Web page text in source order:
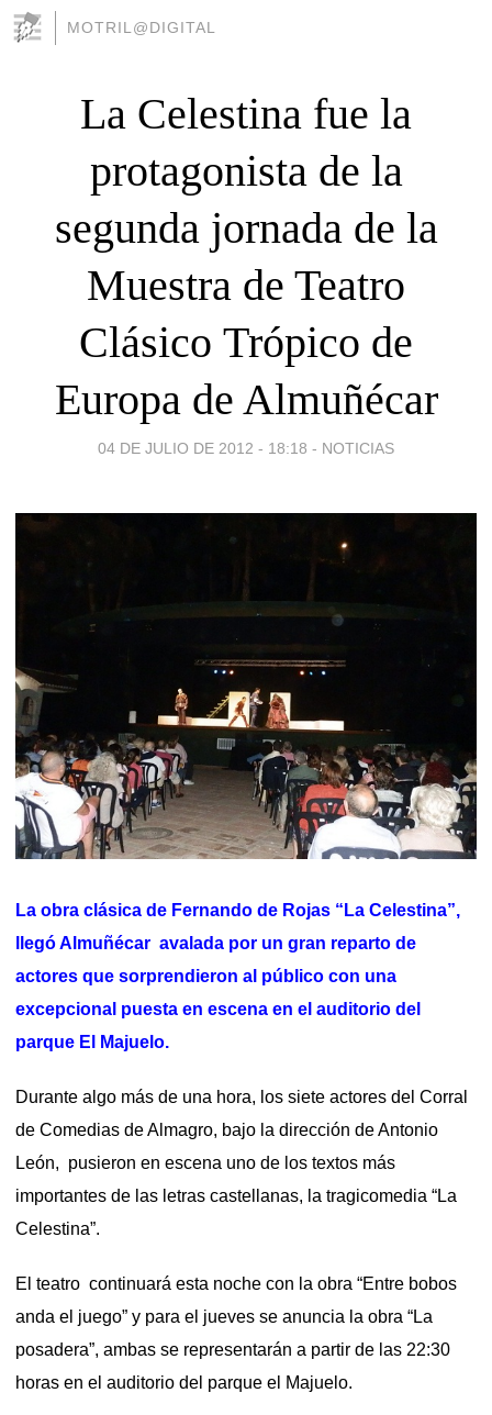
MOTRIL@DIGITAL
La Celestina fue la
protagonista de la
segunda jornada de la
Muestra de Teatro
Clásico Trópico de
Europa de Almuñécar
04 DE JULIO DE 2012 - 18:18 - NOTICIAS
La obra clásica de Fernando de Rojas “La Celestina”,
llegó Almuñécar avalada por un gran reparto de
actores que sorprendieron al público con una
excepcional puesta en escena en el auditorio del
parque El Majuelo.
Durante algo más de una hora, los siete actores del Corral
de Comedias de Almagro, bajo la dirección de Antonio
León, pusieron en escena uno de los textos más
importantes de las letras castellanas, la tragicomedia “La
Celestina”.
El teatro continuará esta noche con la obra “Entre bobos
anda el juego” y para el jueves se anuncia la obra “La
posadera”, ambas se representarán a partir de las 22:30
horas en el auditorio del parque el Majuelo.